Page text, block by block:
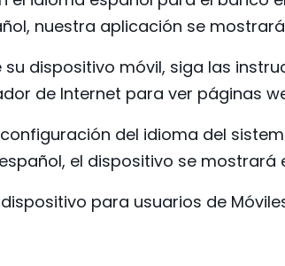
nuestra aplicación se
dispositivo móvil, siga las
de Internet para ver páginas
del idioma del
el dispositivo se mostrará
para usuarios de